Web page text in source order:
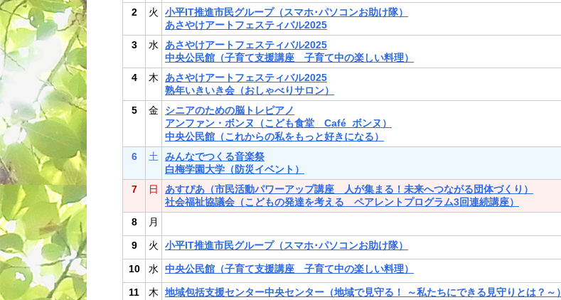
2 火
小平IT推進市民グループ（スマホ･パソコンお助け隊）
あさやけアートフェスティバル2025
3
水
あさやけアートフェスティバル2025
中央公民館（子育て支援講座 子育て中の楽しい料理）
4
木
あさやけアートフェスティバル2025
熟年いきいき会（おしゃべりサロン）
5
金
シニアのための脳トレピアノ
アンファン・ボンヌ（こども食堂 Café ボンヌ）
中央公民館（これからの私をもっと好きになる）
6
土
みんなでつくる音楽祭
白梅学園大学（防災イベント）
7
日
あすぴあ（市民活動パワーアップ講座 人が集まる！未来へつながる団体づくり）
社会福祉協議会（こどもの発達を考える ペアレントプログラム3回連続講座）
8
月
9 火 小平IT推進市民グループ（スマホ･パソコンお助け隊）
10 水 中央公民館（子育て支援講座 子育て中の楽しい料理）
11 木 地域包括支援センター中央センター（地域で見守る！ ～私たちにできる見守りとは？～）